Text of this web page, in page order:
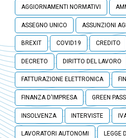
AGGIORNAMENTI NORMATIVI
ASSEGNO UNICO ASSUNZIONI
BREXIT COVID19 CREDITO
DECRETO DIRITTO DEL LAVORO
FATTURAZIONE ELETTRONICA
FINANZA D'IMPRESA GREEN PASS
INSOLVENZA INTERVISTE
LAVORATORI AUTONOMI LEGGE